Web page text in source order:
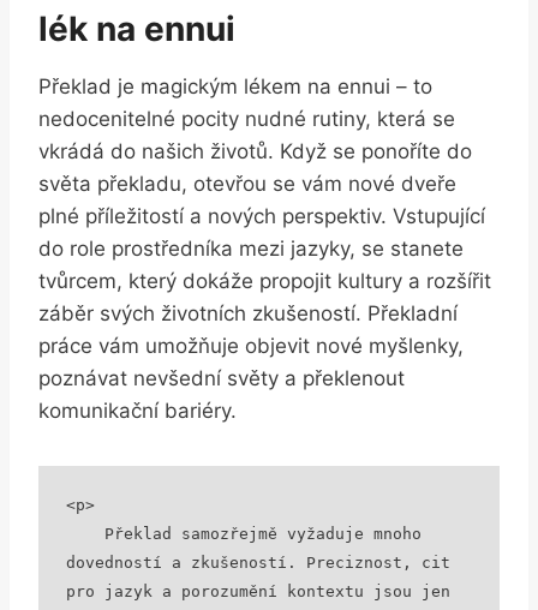
lék na ennui
Překlad je magickým lékem na ennui – to
nedocenitelné pocity nudné rutiny, která se
vkrádá do našich životů. Když se ponoříte do
světa překladu, otevřou se vám nové dveře
plné příležitostí a nových perspektiv. Vstupující
do role prostředníka mezi jazyky, se stanete
tvůrcem, který dokáže propojit kultury a rozšířit
záběr svých životních zkušeností. Překladní
práce vám umožňuje objevit nové myšlenky,
poznávat nevšední světy a překlenout
komunikační bariéry.
<p>
dovedností a zkušeností. Preciznost, cit
pro jazyk a porozumění kontextu jsou jen